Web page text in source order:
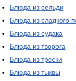
Блюда из сельди
Блюда из сладкого
Блюда из судака
Блюда из творога
Блюда из трески
Блюда из тыквы